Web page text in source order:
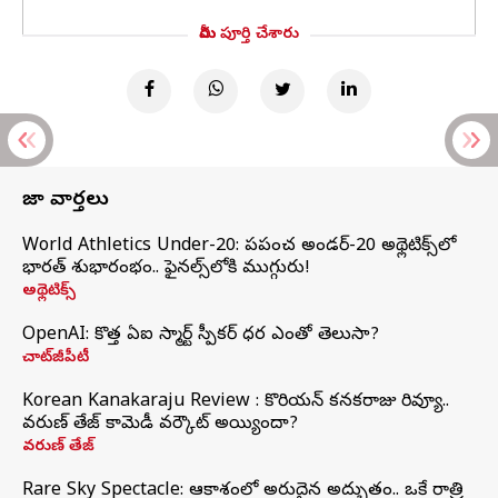
మీరు పూర్తి చేశారు
తాజా వార్తలు
World Athletics Under-20: ప్రపంచ అండర్-20 అథ్లెటిక్స్‌లో
భారత్‌ శుభారంభం.. ఫైనల్స్‌లోకి ముగ్గురు!
అథ్లెటిక్స్
OpenAI: కొత్త ఏఐ స్మార్ట్ స్పీకర్ ధర ఎంతో తెలుసా?
చాట్‌జీపీటీ
Korean Kanakaraju Review : కొరియన్ కనకరాజు రివ్యూ..
వరుణ్ తేజ్ కామెడీ వర్కౌట్ అయ్యిందా?
వరుణ్ తేజ్
Rare Sky Spectacle: ఆకాశంలో అరుదైన అద్భుతం.. ఒకే రాత్రి